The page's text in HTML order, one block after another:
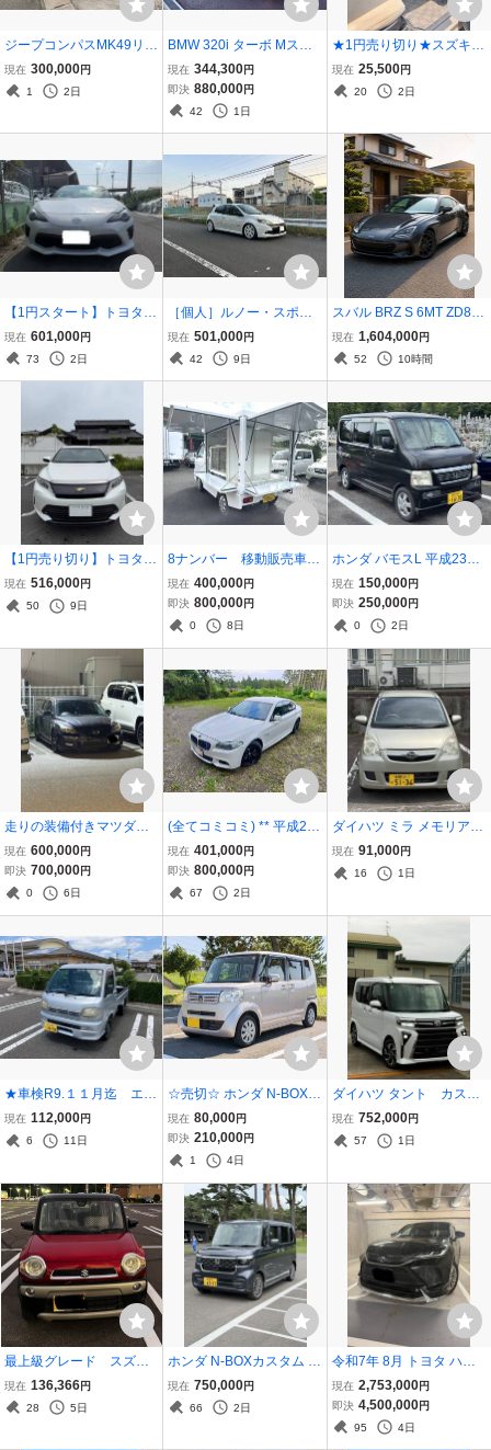
ジープコンパスMK49リミ
テッド、全てコミコミ価
格、走行の不具合なし、
個人出品
現在 300,000円
1
2日
BMW 320i ターボ Mスポ
ーツ・インテリジェント
セーフティ・クルーズコ
ントロール・純正19イン
チアルミホイール
現在 344,300円
即決 880,000円
42
1日
★1円売り切り★スズキ
アルトラパン HE21S 車検
R8.8迄 ジャンク 実働 乗
って帰れます！★
現在 25,500円
20
2日
【1円スタート】トヨタ86
後期令和2年 6速MT｜左
前損傷のため格安出品｜
車検ロング付き｜売り切
現在 601,000円
73
2日
［個人］ルノー・スポー
ル ルーテシア 3RS (Clio)
｜2009年｜6MT｜CarPla
y｜Renault Lutecia 3RS
現在 501,000円
42
9日
スバル BRZ S 6MT ZD8／
トヨタ GR86 ZN8 自走可
能・美車
現在 1,604,000円
52
10時間
【1円売り切り】トヨタ
ハリアー2015年式 プレミ
アム グレード 車検2028/0
3/23 新品タイヤ4本交換
現在 516,000円
50
9日
8ナンバー 移動販売車
移動スーパー 冷蔵庫
什器 装備 車検満タ
ン！サブバッテリー キ
ッチンカー
現在 400,000円
即決 800,000円
0
8日
ホンダ バモスL 平成23年
式 5速MT 車検R10年3月
エンジン・ミッション良
好！
現在 150,000円
即決 250,000円
0
2日
走りの装備付きマツダス
ピードアクセラ
現在 600,000円
即決 700,000円
0
6日
(全てコミコミ) ** 平成24
年 * 車検2年付き * BMW 5
23 I M スポーツ パッケジ
* XG20 * 7万キロ * バック
カメラ * BLUETOOTHナ
現在 401,000円
即決 800,000円
67
2日
ダイハツ ミラ メモリアル
エディション DBA-L285S
車検付き 修復歴保証付き
現在 91,000円
16
1日
★車検R9.１１月迄 エア
コン・４WD・パワステ付
き ウォーターポンプ、
タイミングベルト交換済
現在 112,000円
6
11日
☆売切☆ ホンダ N-BOX 1
1.5万km 軽自動車 JF1 検
R9年6月 ウォーターポン
プ、フロントスタビ交換
済 ディーラー記録簿あ
り 新潟
現在 80,000円
即決 210,000円
1
4日
ダイハツ タント カスタ
ムX、 型式:LA650S、令
和7年8月、走行4,990k
m、車検2年付き、内外装
好、すぐ乗れます。
現在 752,000円
57
1日
最上級グレード スズ
キ ハスラー Xターボ 4
WD [ 車検1年半/ETC/ナ
ビ/スペアキー/プッシュス
現在 136,366円
28
5日
ホンダ N-BOXカスタム JF
6 4WDターボ 車検付き・
自走可能
現在 750,000円
66
2日
令和7年 8月 トヨタ ハリ
アーハイブリッド Zレザ
ーパッケージ フルモデリ
スタ 最上級グレードフル
オプション 調光パノラマ
現在 2,753,000円
即決 4,500,000円
95
4日